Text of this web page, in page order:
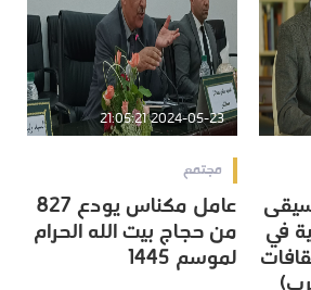
في
2024-05-23 21:05:21
مجتمع
عامل مكناس يودع 827
من حجاج بيت الله الحرام
لموسم 1445